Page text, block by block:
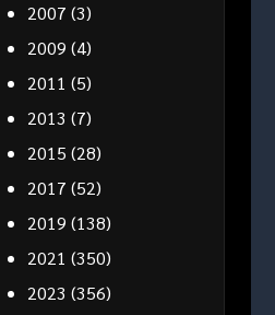
2007 (3)
2009 (4)
2011 (5)
2013 (7)
2015 (28)
2017 (52)
2019 (138)
2021 (350)
2023 (356)